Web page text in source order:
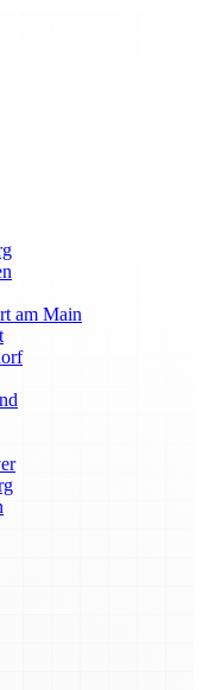
am Main